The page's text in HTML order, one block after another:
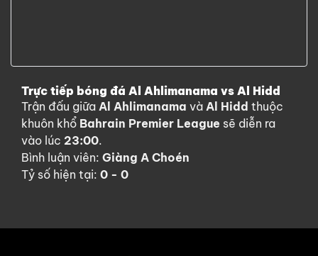
Trực tiếp bóng đá Al Ahlimanama vs Al Hidd
Trận đấu giữa Al Ahlimanama và Al Hidd thuộc
khuôn khổ Bahrain Premier League sẽ diễn ra
vào lúc 23:00.
Bình luận viên: Giàng A Choén
Tỷ số hiện tại: 0 - 0